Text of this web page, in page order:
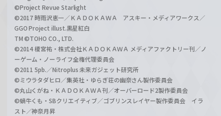
©Project Revue Starlight
©2017 時雨沢恵一／ＫＡＤＯＫＡＷＡ アスキー・メディアワークス／
GGO Project illust.黒星紅白
TM ©TOHO CO., LTD.
©2014 榎宮祐・株式会社ＫＡＤＯＫＡＷＡ メディアファクトリー刊／ノ
ーゲーム・ノーライフ全権代理委員会
©2011 5pb.／Nitroplus 未来ガジェット研究所
©ミウラタダヒロ／集英社・ゆらぎ荘の幽奈さん製作委員会
©丸山くがね・ＫＡＤＯＫＡＷＡ刊／オーバーロード2製作委員会
©蝸牛くも・SBクリエイティブ／ゴブリンスレイヤー製作委員会 イラ
スト／神奈月昇